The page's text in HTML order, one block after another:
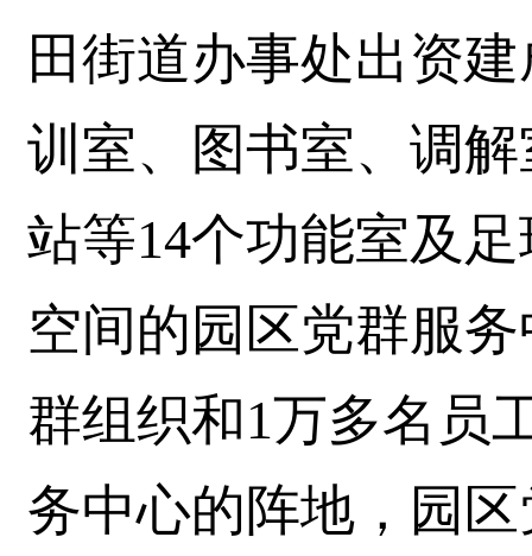
田街道办事处出资
训室、图书室、调
站等14个功能室及
空间的园区党群服
群组织和1万多名员
务中心的阵地，园